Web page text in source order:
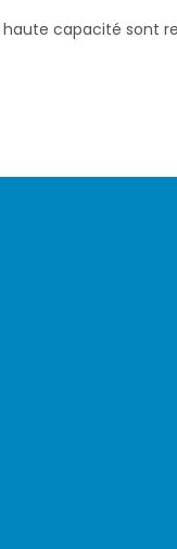
haute capacité